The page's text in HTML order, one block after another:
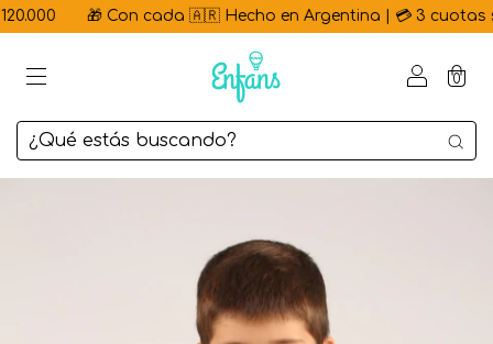
🎁 Con cada 🇦🇷 Hecho en Argentina | 💳 3 cuotas
0